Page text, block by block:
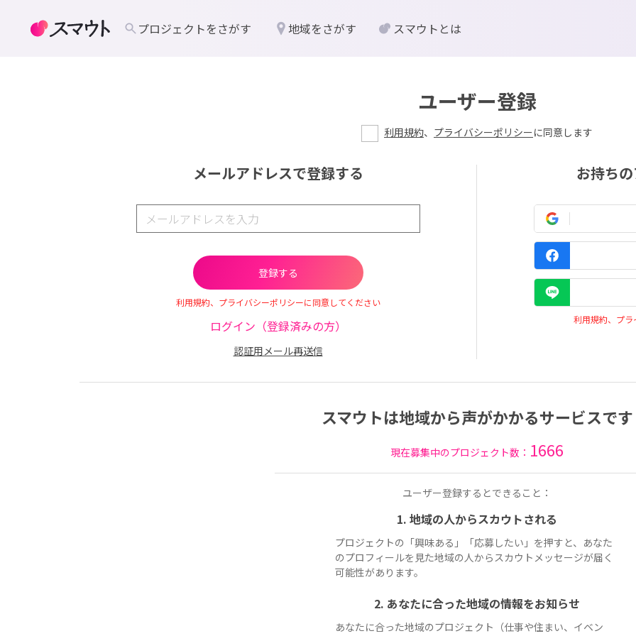
ユーザー登録
利用規約、 プライバシーポリシーに同意します
メールアドレスで登録する
利用規約、プライバシーポリシーに同意してください
ログイン（登録済みの方）
認証用メール再送信
お持ち
利用規約、プ
スマウトは地域から声がかかるサービスです
現在募集中のプロジェクト数： 1666
ユーザー登録するとできること：
1. 地域の人からスカウトされる
プロジェクトの「興味ある」「応募したい」を押すと、あなた
のプロフィールを見た地域の人からスカウトメッセージが届く
可能性があります。
2. あなたに合った地域の情報をお知らせ
あなたに合った地域のプロジェクト（仕事や住まい、イベン
プロジェクトをさがす 地域をさがす スマウトとは